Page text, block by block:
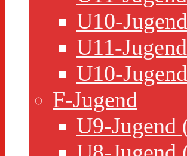
U10-
U11-
U10-
F-Jugend
U9-Jugend